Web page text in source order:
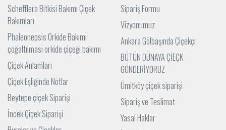
Schefflera Bitkisi Bakımı Çiçek
Bakımları
Phaleonepsis Orkide Bakımı
çoğaltılması orkide çiçeği bakımı
Çiçek Anlamları
Çiçek Eşliğinde Notlar
Beytepe çiçek Siparişi
İncek Çiçek Siparişi
Sipariş Formu
Vizyonumuz
Ankara Gölbaşında Çiçekçi
BÜTÜN DÜNAYA ÇİEÇK
GÖNDERİYORUZ
Ümitköy çiçek siparişi
Sipariş ve Teslimat
Yasal Haklar